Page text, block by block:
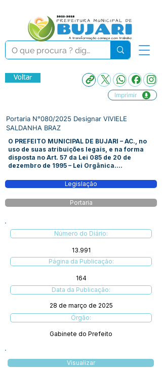
Voltar
Imprimir
Portaria N°080/2025 Designar VIVIELE
SALDANHA BRAZ
O PREFEITO MUNICIPAL DE BUJARI – AC., no
uso de suas atribuições legais, e na forma
disposta no Art. 57 da Lei 085 de 20 de
dezembro de 1995 – Lei Orgânica....
Legislação
Portaria
Número do Diário:
13.991
Página da Publicação:
164
Data da Publicação:
28 de março de 2025
Órgão:
Gabinete do Prefeito
Visualizar